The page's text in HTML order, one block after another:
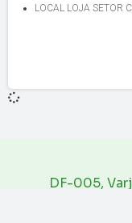
LOCAL LOJA SETOR
DF-005,